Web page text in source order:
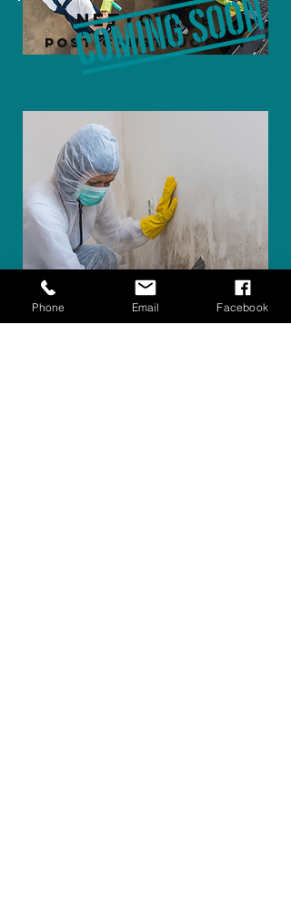
nettoyage
post-construction
elimination de
Phone Email Facebook